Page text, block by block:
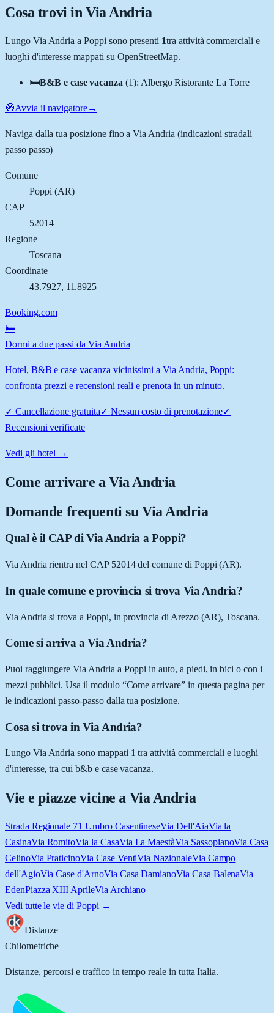
Cosa trovi in Via Andria
Lungo Via Andria aPoppi sono presenti 1tra attività commerciali e
luoghi d'interesse mappati su OpenStreetMap.
🛏️B&B e case vacanza (1): Albergo Ristorante La Torre
🧭Avvia il navigatore→
Naviga dalla tua posizione fino aVia Andria (indicazioni stradali
passo passo)
Comune
Poppi (AR)
CAP
52014
Regione
Toscana
Coordinate
43.7927, 11.8925
Booking.com
🛏️
Dormi a due passi da Via Andria
Hotel, B&B e case vacanza vicinissimi a Via Andria, Poppi:
confronta prezzi e recensioni reali e prenota in un minuto.
✓ Cancellazione gratuita✓ Nessun costo di prenotazione✓
Recensioni verificate
Vedi gli hotel →
Come arrivare aVia Andria
Domande frequenti su Via Andria
Qual è il CAP di Via Andria a Poppi?
Via Andria rientra nel CAP 52014 del comune di Poppi (AR).
In quale comune e provincia si trova Via Andria?
Via Andria si trova a Poppi, in provincia di Arezzo (AR), Toscana.
Come si arriva a Via Andria?
Puoi raggiungere Via Andria a Poppi in auto, a piedi, in bici o con i
mezzi pubblici. Usa il modulo “Come arrivare” in questa pagina per
le indicazioni passo-passo dalla tua posizione.
Cosa si trova in Via Andria?
Lungo Via Andria sono mappati 1 tra attività commerciali e luoghi
d'interesse, tra cui b&b e case vacanza.
Vie e piazze vicine a Via Andria
Strada Regionale 71 Umbro CasentineseVia Dell'AiaVia la
CasinaVia RomitoVia la CasaVia La MaestàVia SassopianoVia Casa
CelinoVia PraticinoVia Case VentiVia NazionaleVia Campo
dell'AgioVia Case d'ArnoVia Casa DamianoVia Casa BalenaVia
EdenPiazza XIII AprileVia Archiano
Vedi tutte le vie di Poppi →
Distanze
Chilometriche
Distanze, percorsi e traffico in tempo reale in tutta Italia.